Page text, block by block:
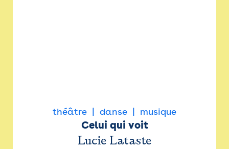
théâtre danse musique
Celui qui voit
Lucie Lataste